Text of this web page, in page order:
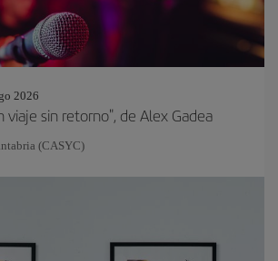
2026
viaje sin retorno", de Alex Gadea
(CASYC)